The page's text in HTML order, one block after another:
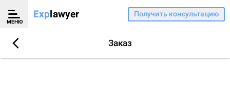
МЕНЮ
Explawyer Получить консультацию
Заказ